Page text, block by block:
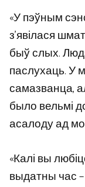
«У пэўным
з’явілася
быў слых.
паслухаць. У
самазванца,
было вельмі
асалоду ад
«Калі вы
выдатны час